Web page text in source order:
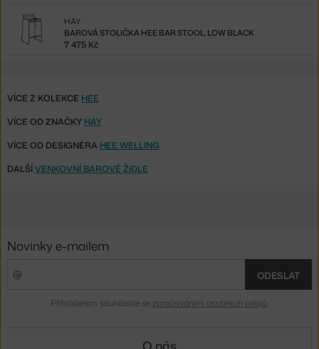
BAROVÁ STOLIČKA HEE BAR STOOL, LOW BLACK
HAY
7 475 Kč
VÍCE Z KOLEKCE HEE
VÍCE OD ZNAČKY HAY
VÍCE OD DESIGNÉRA HEE WELLING
DALŠÍVENKOVNÍ BAROVÉ ŽIDLE
Novinky e-mailem
ODESLAT
Přihlášením souhlasíte se zpracováním osobních údajů
O nás